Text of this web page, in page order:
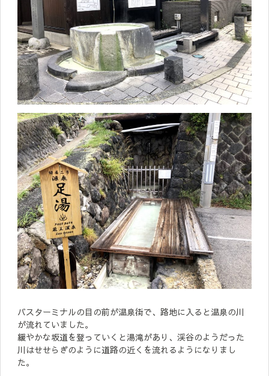
バスターミナルの目の前が温泉街で、路地に入ると温泉の川
が流れていました。
緩やかな坂道を登っていくと湯滝があり、渓谷のようだった
川はせせらぎのように道路の近くを流れるようになりまし
た。